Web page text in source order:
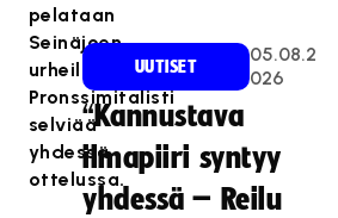
pelataan
Seinäjoen
urheilutalossa.
Pronssimitalisti
selviää
yhdessä
ottelussa.
UUTISET
05.08.2
026
“Kannustava
ilmapiiri syntyy
yhdessä – Reilu